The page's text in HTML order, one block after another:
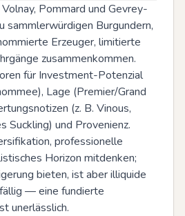
Pommard und Gevrey-
sammlerwürdigen Burgundern,
Erzeuger, limitierte
zusammenkommen.
für Investment-Potenzial
Lage (Premier/Grand
(z. B. Vinous,
Suckling) und Provenienz.
professionelle
Horizon mitdenken;
bieten, ist aber illiquide
— eine fundierte
unerlässlich.